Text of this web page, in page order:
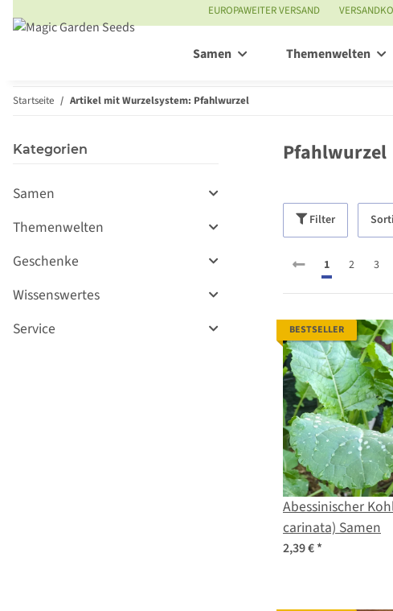
EUROPAWEITER VERSAND
Samen Themenwelten
Startseite Artikel mit Wurzelsystem: Pfahlwurzel
Pfahlwurzel
Filter
1 2 3
BESTSELLER
Abessinischer
carinata) Samen
2,39 €*
Kategorien
Samen
Themenwelten
Geschenke
Wissenswertes
Service